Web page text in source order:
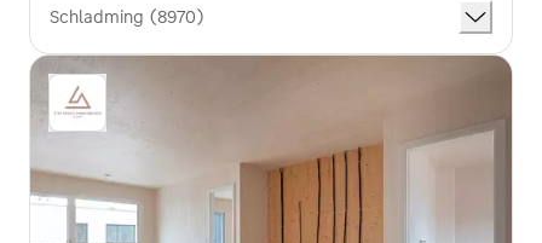
Schladming (8970)